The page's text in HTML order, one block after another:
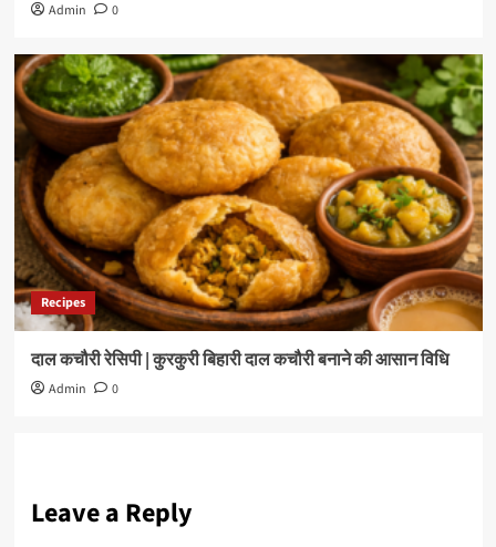
Admin 0
Recipes
दाल कचौरी रेसिपी | कुरकुरी बिहारी दाल कचौरी बनाने की आसान विधि
Admin 0
Leave a Reply